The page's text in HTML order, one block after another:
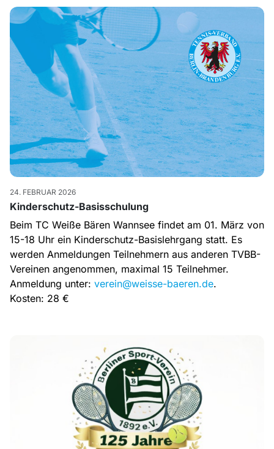
24. FEBRUAR 2026
Kinderschutz-Basisschulung
Beim TC Weiße Bären Wannsee findet am 01. März von
15-18 Uhr ein Kinderschutz-Basislehrgang statt. Es
werden Anmeldungen Teilnehmern aus anderen TVBB-
Vereinen angenommen, maximal 15 Teilnehmer.
Anmeldung unter: verein@weisse-baeren.de.
Kosten: 28 €